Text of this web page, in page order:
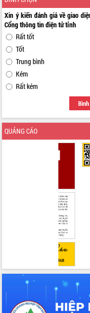
Xin ý kiến đánh giá về giao
Cổng thông tin điện tử tỉnh
Rất tốt
Tốt
Trung bình
Kém
Rất kém
QUẢNG CÁO